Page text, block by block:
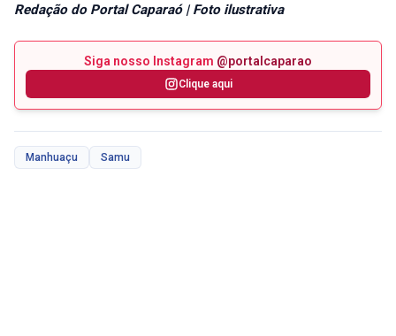
Redação do Portal Caparaó | Foto ilustrativa
Siga nosso Instagram @portalcaparao
Clique aqui
Manhuaçu Samu